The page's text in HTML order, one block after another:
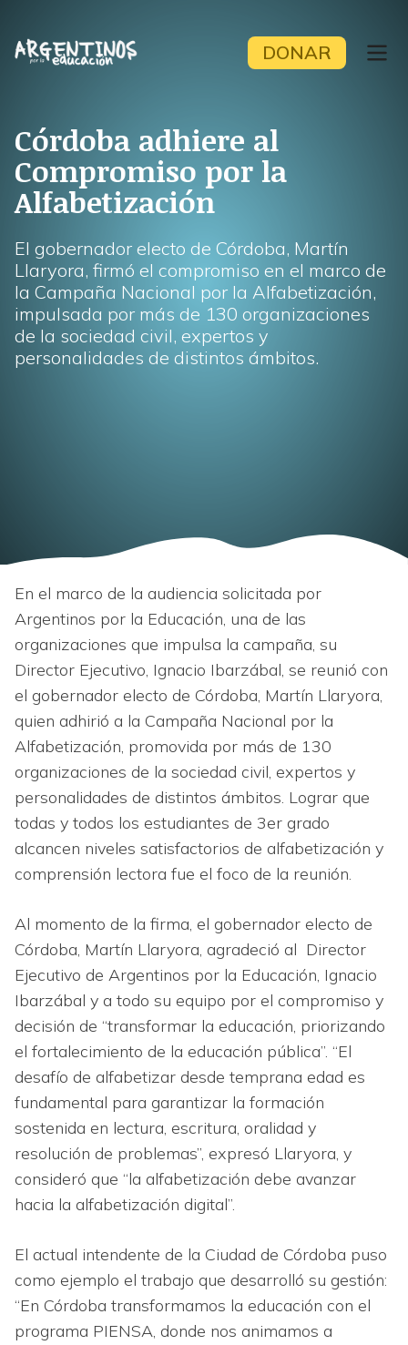
content
DONAR
Córdoba adhiere al
Compromiso por la
Alfabetización
El gobernador electo de Córdoba, Martín
Llaryora, firmó el compromiso en el marco de
la Campaña Nacional por la Alfabetización,
impulsada por más de 130 organizaciones
de la sociedad civil, expertos y
personalidades de distintos ámbitos.
En el marco de la audiencia solicitada por
Argentinos por la Educación, una de las
organizaciones que impulsa la campaña, su
Director Ejecutivo, Ignacio Ibarzábal, se reunió con
el gobernador electo de Córdoba, Martín Llaryora,
quien adhirió a la Campaña Nacional por la
Alfabetización, promovida por más de 130
organizaciones de la sociedad civil, expertos y
personalidades de distintos ámbitos. Lograr que
todas y todos los estudiantes de 3er grado
alcancen niveles satisfactorios de alfabetización y
comprensión lectora fue el foco de la reunión.
Al momento de la firma, el gobernador electo de
Córdoba, Martín Llaryora, agradeció al ​ Director
Ejecutivo de Argentinos por la Educación, Ignacio
Ibarzábal y a todo su equipo por el compromiso y
decisión de “transformar la educación, priorizando
el fortalecimiento de la educación pública”. “El
desafío de alfabetizar desde temprana edad es
fundamental para garantizar la formación
sostenida en lectura, escritura, oralidad y
resolución de problemas”, expresó Llaryora, y
consideró que “la alfabetización debe avanzar
hacia la alfabetización digital”.
El actual intendente de la Ciudad de Córdoba puso
como ejemplo el trabajo que desarrolló su gestión:
“En Córdoba transformamos la educación con el
programa PIENSA, donde nos animamos a